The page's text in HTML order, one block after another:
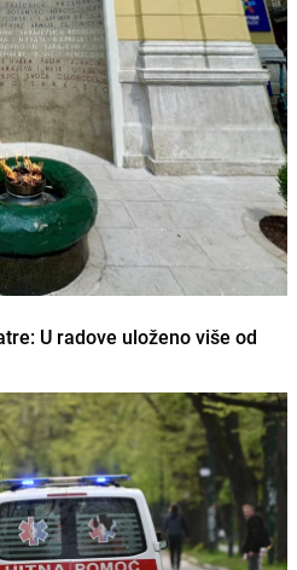
U radove uloženo više od